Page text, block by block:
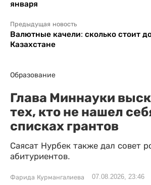
января
Предыдущая новость
Валютные качели: сколько стоит
Казахстане
Образование
Глава Миннауки
тех, кто не нашел
списках грантов
Саясат Нурбек также дал совет
абитуриентов.
Фарида Курмангалиева 07.08.2026, 23:46